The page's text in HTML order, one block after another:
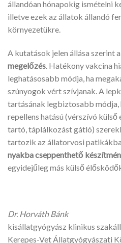
állandóan hónapokig ismételni
illetve ezek az állatok állandó
környezetükre.
A kutatások jelen állása szerint
megelőzés . Hatékony vakcina
leghatásosabb módja, ha
szúnyogok vért szívjanak. A
tartásának legbiztosabb módja,
repellens hatású (vérszívó
tartó, táplálkozást gátló)
tartozik az állatorvosi
nyakba cseppenthető
egyidejűleg más külső
Dr. Horváth Bánk
kisállatgyógyász klinikus
Kerepes-Vet Állatgyógyászati